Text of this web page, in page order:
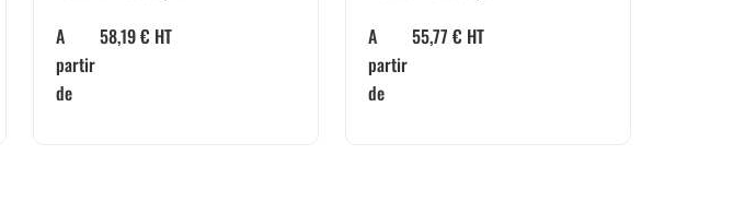
A
partir
de
58,19€ HT
A
partir
de
55,77 € HT